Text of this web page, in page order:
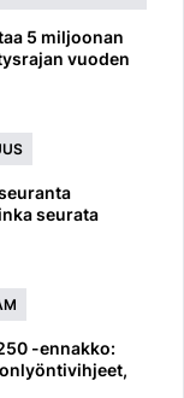
5 miljoonan
vuoden
seurata
-ennakko: